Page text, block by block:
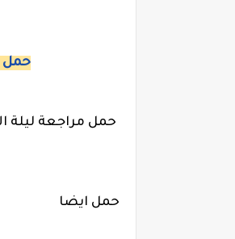
حمل
حمل مراجعة ليلة
حمل ايضا